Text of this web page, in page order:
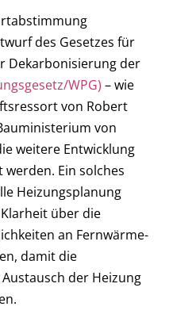
des Gesetzes für
Dekarbonisierung der
WPG) – wie
von Robert
von
weitere Entwicklung
Ein solches
Heizungsplanung
über die
an Fernwärme-
damit die
der Heizung